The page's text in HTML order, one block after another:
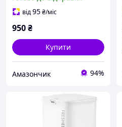
від95₴/міс
950₴
Купити
Амазончик 94%